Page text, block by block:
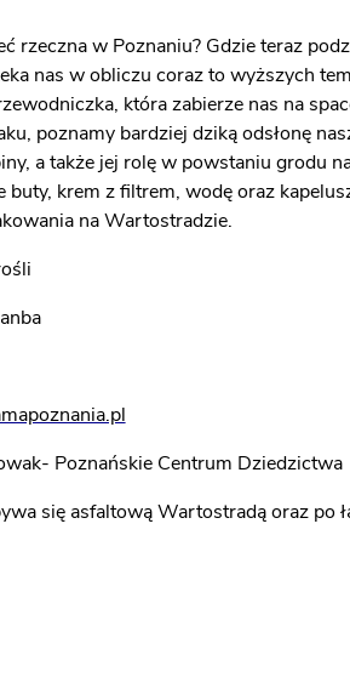
rzeczna w Poznaniu? Gdzie teraz
nas w obliczu coraz to wyższych
która zabierze nas na
poznamy bardziej dziką odsłonę
a także jej rolę w powstaniu grodu
buty, krem z filtrem, wodę oraz
na Wartostradzie.
Poznańskie Centrum Dziedzictwa
się asfaltową Wartostradą oraz po